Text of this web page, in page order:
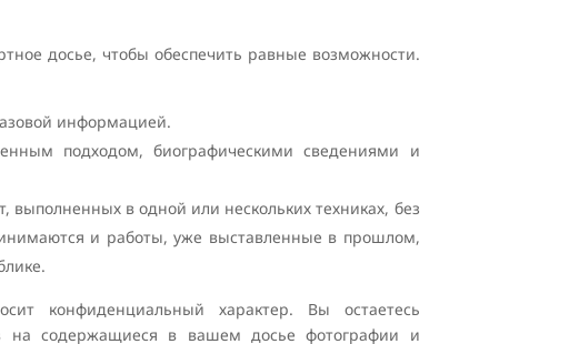
досье, чтобы обеспечить равные возможности.
информацией.
подходом, биографическими сведениями и
выполненных в одной или нескольких техниках, без
и работы, уже выставленные в прошлом,
конфиденциальный характер. Вы остаетесь
на содержащиеся в вашем досье фотографии и